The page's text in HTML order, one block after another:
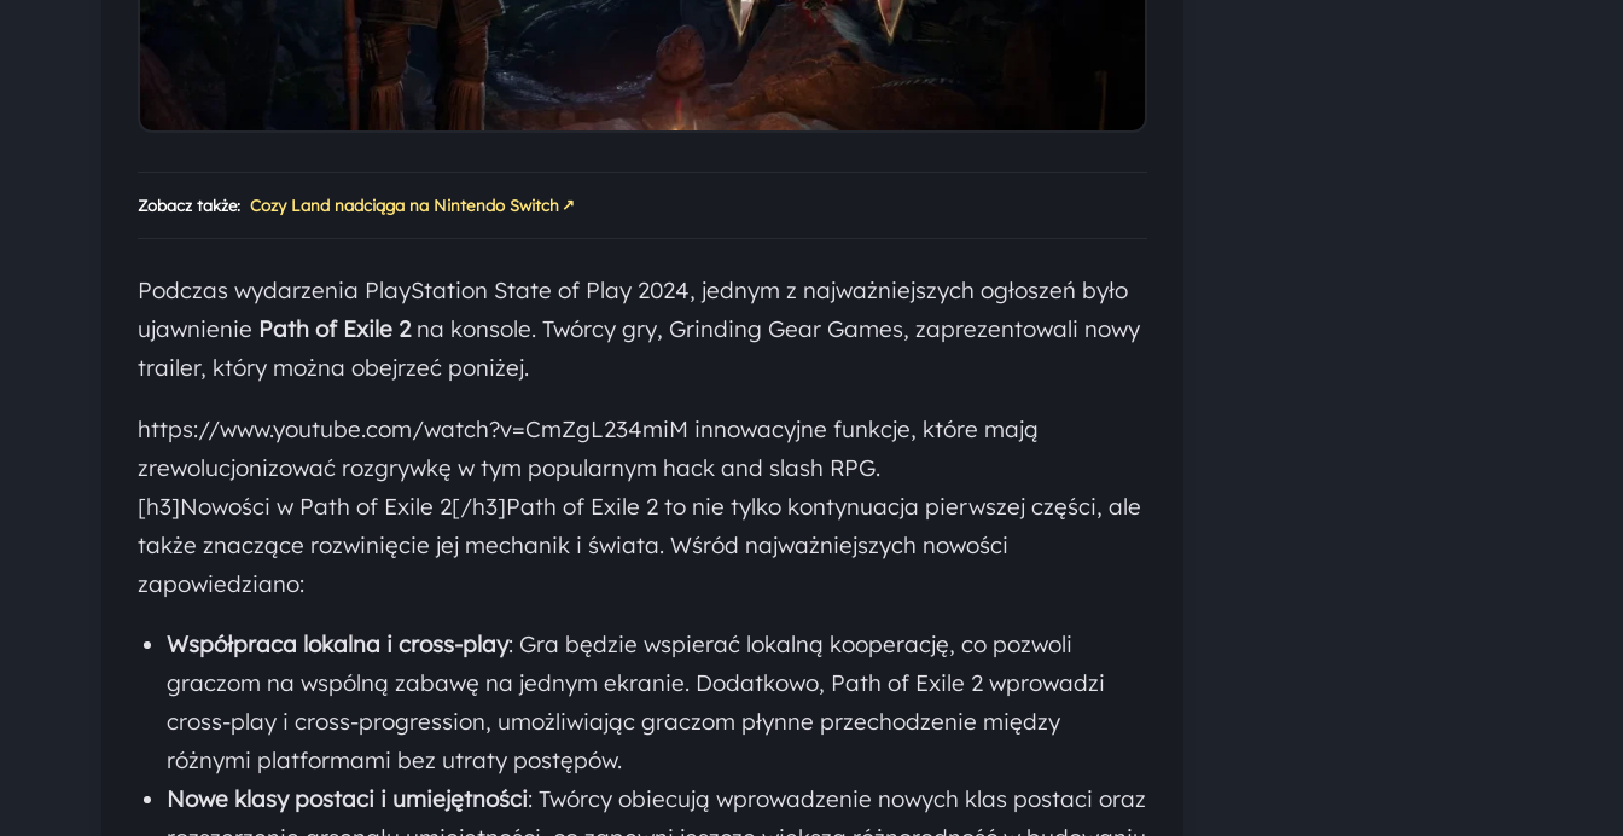
Zobacz także: Cozy Land nadciąga na Nintendo Switch ↗
Podczas wydarzenia PlayStation State of Play 2024, jednym z najważniejszych ogłoszeń było
ujawnienie Path of Exile 2na konsole. Twórcy gry, Grinding Gear Games, zaprezentowali nowy
trailer, który można obejrzeć poniżej.
https://www.youtube.com/watch?v=CmZgL234miM innowacyjne funkcje, które mają
zrewolucjonizować rozgrywkę w tym popularnym hack and slash RPG.
[h3]Nowości w Path of Exile 2[/h3]Path of Exile 2 to nie tylko kontynuacja pierwszej części, ale
także znaczące rozwinięcie jej mechanik i świata. Wśród najważniejszych nowości
zapowiedziano:
Współpraca lokalna i cross-play: Gra będzie wspierać lokalną kooperację, co pozwoli
graczom na wspólną zabawę na jednym ekranie. Dodatkowo, Path of Exile 2 wprowadzi
cross-play i cross-progression, umożliwiając graczom płynne przechodzenie między
różnymi platformami bez utraty postępów​.
Nowe klasy postaci i umiejętności: Twórcy obiecują wprowadzenie nowych klas postaci oraz